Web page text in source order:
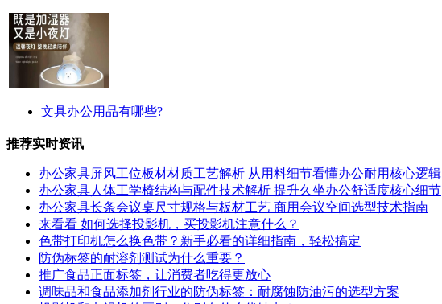
文具办公用品有哪些?
推荐实时资讯
办公家具屏风工位板材材质工艺解析 从用料细节看懂办公耐用核心逻辑
办公家具人体工学椅结构与配件技术解析 提升久坐办公舒适度核心细节
办公家具长条会议桌尺寸规格与板材工艺 商用会议空间选型技术指南
来看看 如何选择投影机，买投影机注意什么？
色带打印机怎么换色带？新手必看的详细指南，轻松搞定
防伪标签的耐溶剂测试为什么重要？
推广食品正面标签，让消费者吃得更放心
调味品和食品添加剂行业的防伪标签：耐腐蚀防油污的选型方案